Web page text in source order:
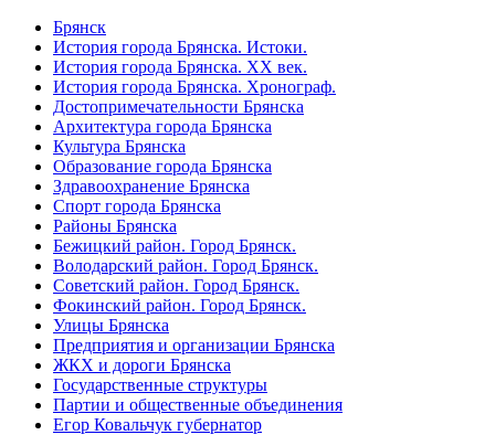
Брянск
История города Брянска. Истоки.
История города Брянска. XX век.
История города Брянска. Хронограф.
Достопримечательности Брянска
Архитектура города Брянска
Культура Брянска
Образование города Брянска
Здравоохранение Брянска
Спорт города Брянска
Районы Брянска
Бежицкий район. Город Брянск.
Володарский район. Город Брянск.
Советский район. Город Брянск.
Фокинский район. Город Брянск.
Улицы Брянска
Предприятия и организации Брянска
ЖКХ и дороги Брянска
Государственные структуры
Партии и общественные объединения
Егор Ковальчук губернатор